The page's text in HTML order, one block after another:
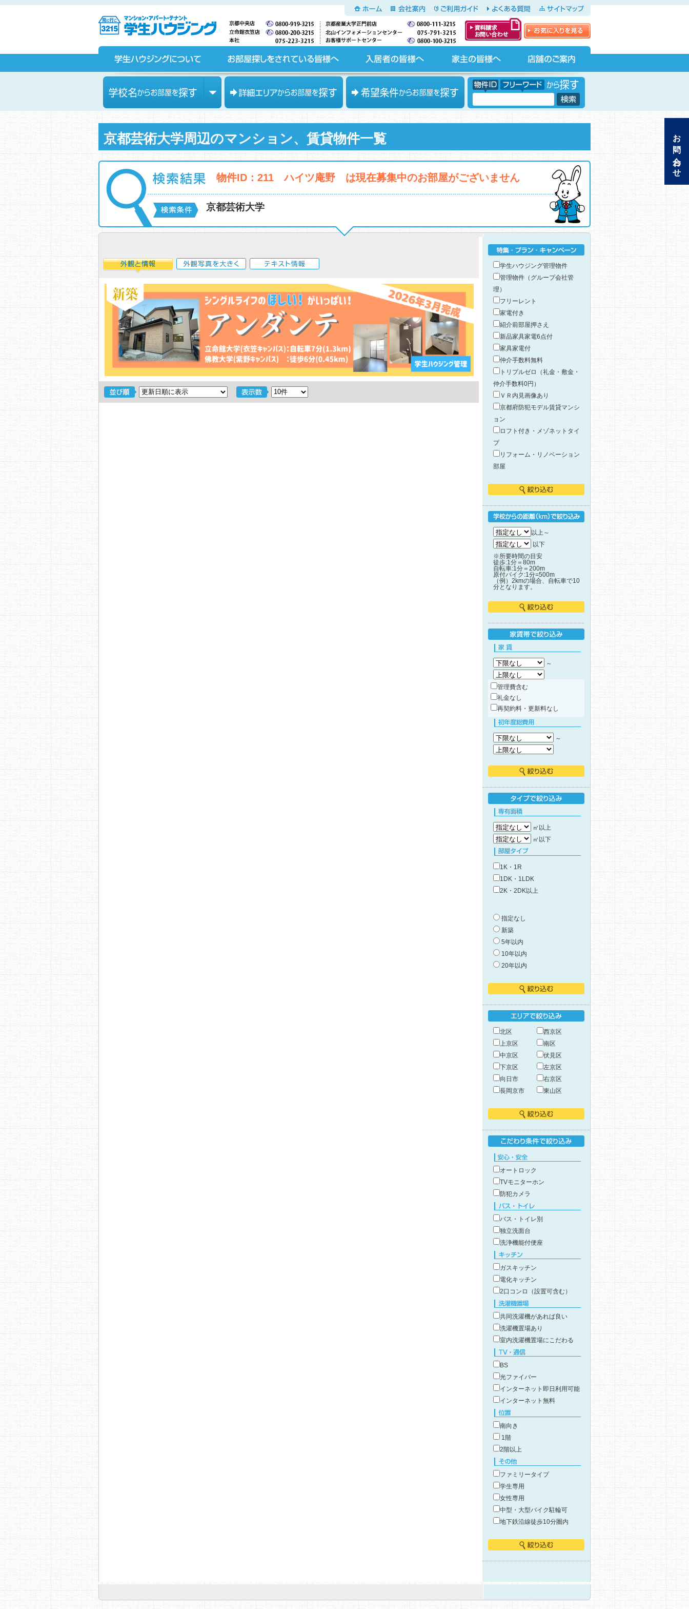
ホーム 会社案内 ご利用ガイド よくある質問 サイトマップ
資料請求・お問
い合わせ
学校名からお部屋を探す エリアからお部屋を探す 希望条件からお部屋を探す
物件ID フリーワードから探す
京都芸術大学周辺のマンション、賃貸物件一覧
物件ID：211 ハイツ庵野 は現在募集中のお部屋がございません
京都芸術大学
学生ハウジング管理物件
管理物件（グループ会社管
理）
フリーレント
家電付き
紹介前部屋押さえ
新品家具家電6点付
家具家電付
仲介手数料無料
トリプルゼロ（礼金・敷金・
仲介手数料0円）
ＶＲ内見画像あり
京都府防犯モデル賃貸マンシ
ョン
ロフト付き・メゾネットタイ
プ
リフォーム・リノベーション
部屋
以上～
以下
※所要時間の目安
徒歩:1分＝80m
自転車:1分＝200m
原付バイク:1分=500m
（例）2kmの場合、自転車で10
分となります。
～
管理費含む
礼金なし
再契約料・更新料なし
～
㎡以上
㎡以下
1K・1R
1DK・1LDK
2K・2DK以上
指定なし
新築
5年以内
10年以内
20年以内
北区
西京区
上京区
南区
中京区
伏見区
下京区
左京区
向日市
右京区
長岡京市
東山区
オートロック
TVモニターホン
防犯カメラ
バス・トイレ別
独立洗面台
洗浄機能付便座
ガスキッチン
電化キッチン
2口コンロ（設置可含む）
共同洗濯機があれば良い
洗濯機置場あり
室内洗濯機置場にこだわる
BS
光ファイバー
インターネット即日利用可能
インターネット無料
南向き
1階
2階以上
ファミリータイプ
学生専用
女性専用
中型・大型バイク駐輪可
地下鉄沿線徒歩10分圏内
お問い合わせ